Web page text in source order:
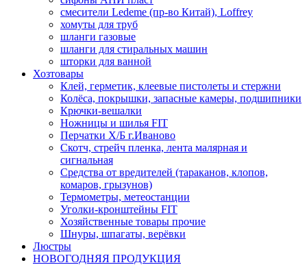
смесители Ledeme (пр-во Китай), Loffrey
хомуты для труб
шланги газовые
шланги для стиральных машин
шторки для ванной
Хозтовары
Клей, герметик, клеевые пистолеты и стержни
Колёса, покрышки, запасные камеры, подшипники
Крючки-вешалки
Ножницы и шилья FIT
Перчатки Х/Б г.Иваново
Скотч, стрейч пленка, лента малярная и
сигнальная
Средства от вредителей (тараканов, клопов,
комаров, грызунов)
Термометры, метеостанции
Уголки-кронштейны FIT
Хозяйственные товары прочие
Шнуры, шпагаты, верёвки
Люстры
НОВОГОДНЯЯ ПРОДУКЦИЯ